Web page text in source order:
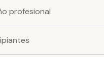
profesional